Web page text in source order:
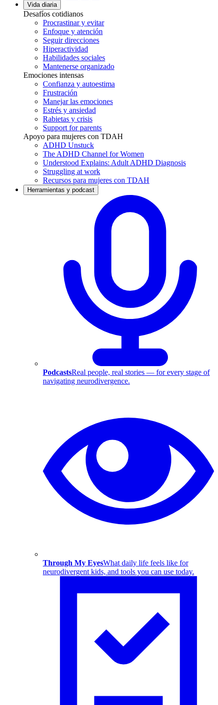
Vida diaria
Desafíos cotidianos
Procrastinar y evitar
Enfoque y atención
Seguir direcciones
Hiperactividad
Habilidades sociales
Mantenerse organizado
Emociones intensas
Confianza y autoestima
Frustración
Manejar las emociones
Estrés y ansiedad
Rabietas y crisis
Support for parents
Apoyo para mujeres con TDAH
ADHD Unstuck
The ADHD Channel for Women
Understood Explains: Adult ADHD Diagnosis
Struggling at work
Recursos para mujeres con TDAH
Herramientas y podcast
PodcastsReal people, real stories — for every stage of
navigating neurodivergence.
Through My EyesWhat daily life feels like for
neurodivergent kids, and tools you can use today.